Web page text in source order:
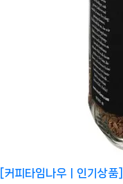
[커피타임나우ㅣ인기상